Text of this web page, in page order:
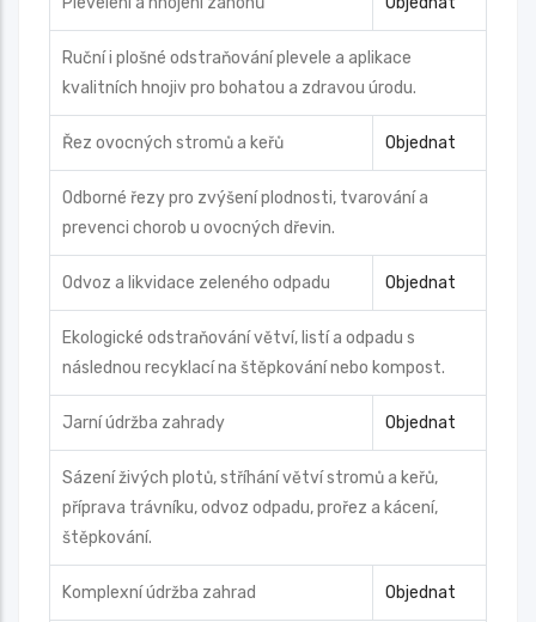
Ruční i plošné odstraňování plevele a aplikace
kvalitních hnojiv pro bohatou a zdravou úrodu.
Řez ovocných stromů a keřů Objednat
Odborné řezy pro zvýšení plodnosti, tvarování a
prevenci chorob u ovocných dřevin.
Odvoz a likvidace zeleného odpadu Objednat
Ekologické odstraňování větví, listí a odpadu s
následnou recyklací na štěpkování nebo kompost.
Jarní údržba zahrady Objednat
Sázení živých plotů, stříhání větví stromů a keřů,
příprava trávníku, odvoz odpadu, prořez a kácení,
štěpkování.
Komplexní údržba zahrad Objednat